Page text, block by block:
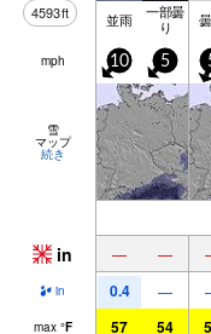
4593ft 並雨 一部曇
り
mph 10 5
雪
マップ
続き
in — —
in 0.4 —
max °F 57 54